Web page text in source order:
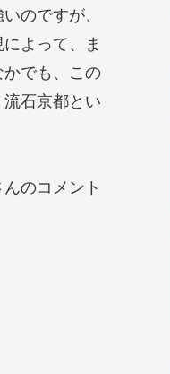
のですが、
よって、ま
でも、この
石京都とい
のコメント